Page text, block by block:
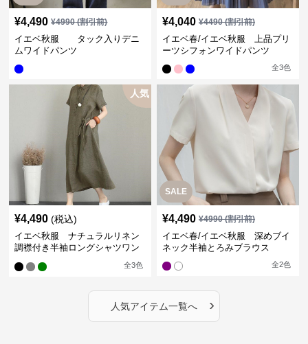
¥4,490 ¥4990(割引前)
イエベ秋服 タック入りデニ
ムワイドパンツ
¥4,040 ¥4490(割引前)
イエベ春/イエベ秋服 上品プリ
ーツシフォンワイドパンツ
全3色
人気
¥4,490 (税込)
イエベ秋服 ナチュラルリネン
調襟付き半袖ロングシャツワン
全3色
SALE
¥4,490 ¥4990(割引前)
イエベ春/イエベ秋服 深めブイ
ネック半袖とろみブラウス
全2色
人気アイテム一覧へ ›